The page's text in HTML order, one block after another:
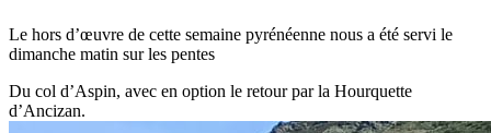
Le hors d’œuvre de cette semaine pyrénéenne nous a été servi le
dimanche matin sur les pentes
Du col d’Aspin, avec en option le retour par la Hourquette
d’Ancizan.